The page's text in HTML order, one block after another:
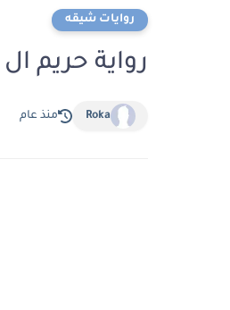
روايات شيقه
رواية حريم ال
Roka منذ عام